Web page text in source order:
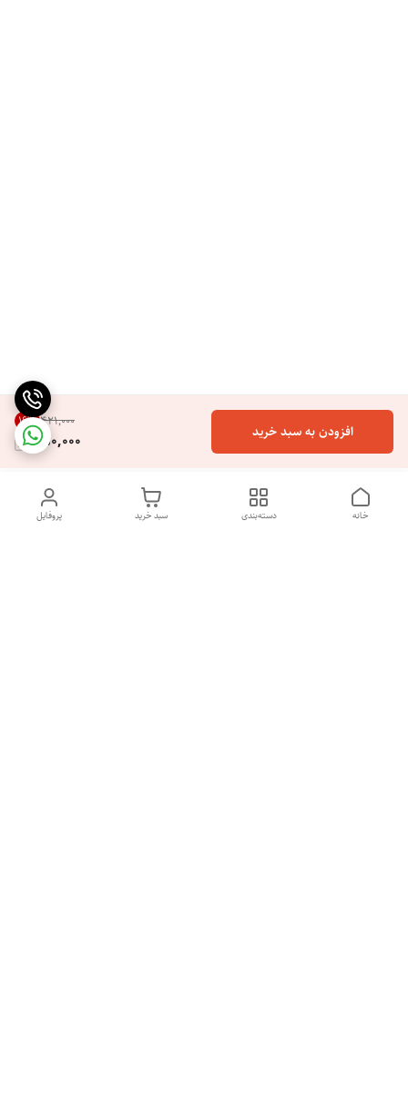
۴۲۱٬۰۰۰ 16%
350,000 افزودن به سبد خرید
پروفایل سبد خرید دسته‌بندی خانه